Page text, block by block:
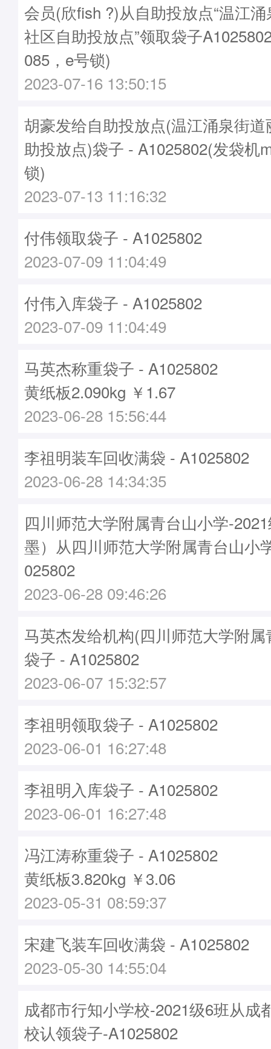
会员(欣fish ?)从自助投放点“温江
社区自助投放点”领取袋子
085，e号锁)
2023-07-16 13:50:15
胡豪发给自助投放点(温江涌泉街
助投放点)袋子 - A1025802(发袋机
锁)
2023-07-13 11:16:32
付伟领取袋子 - A1025802
2023-07-09 11:04:49
付伟入库袋子 - A1025802
2023-07-09 11:04:49
马英杰称重袋子 - A1025802
黄纸板2.090kg ￥1.67
2023-06-28 15:56:44
李祖明装车回收满袋 - A1025802
2023-06-28 14:34:35
四川师范大学附属青台山小学-
墨）从四川师范大学附属青台山小
025802
2023-06-28 09:46:26
马英杰发给机构(四川师范大学附
袋子 - A1025802
2023-06-07 15:32:57
李祖明领取袋子 - A1025802
2023-06-01 16:27:48
李祖明入库袋子 - A1025802
2023-06-01 16:27:48
冯江涛称重袋子 - A1025802
黄纸板3.820kg ￥3.06
2023-05-31 08:59:37
宋建飞装车回收满袋 - A1025802
2023-05-30 14:55:04
成都市行知小学校-2021级6班从成
校认领袋子-A1025802